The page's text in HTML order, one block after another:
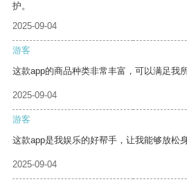
护。
2025-09-04
游客
这款app的商品种类非常丰富，可以满足我
2025-09-04
游客
这款app是我娱乐的好帮手，让我能够放松
2025-09-04